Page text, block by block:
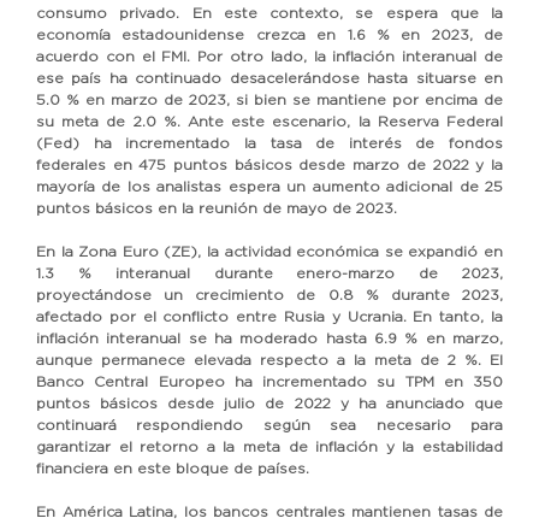
consumo privado. En este contexto, se espera que la
economía estadounidense crezca en 1.6 % en 2023, de
acuerdo con el FMI. Por otro lado, la inflación interanual de
ese país ha continuado desacelerándose hasta situarse en
5.0 % en marzo de 2023, si bien se mantiene por encima de
su meta de 2.0 %. Ante este escenario, la Reserva Federal
(Fed) ha incrementado la tasa de interés de fondos
federales en 475 puntos básicos desde marzo de 2022 y la
mayoría de los analistas espera un aumento adicional de 25
puntos básicos en la reunión de mayo de 2023.
En la Zona Euro (ZE), la actividad económica se expandió en
1.3 % interanual durante enero-marzo de 2023,
proyectándose un crecimiento de 0.8 % durante 2023,
afectado por el conflicto entre Rusia y Ucrania. En tanto, la
inflación interanual se ha moderado hasta 6.9 % en marzo,
aunque permanece elevada respecto a la meta de 2 %. El
Banco Central Europeo ha incrementado su TPM en 350
puntos básicos desde julio de 2022 y ha anunciado que
continuará respondiendo según sea necesario para
garantizar el retorno a la meta de inflación y la estabilidad
financiera en este bloque de países.
En América Latina, los bancos centrales mantienen tasas de